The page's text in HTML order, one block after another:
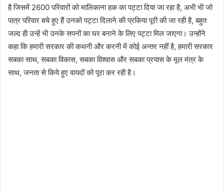
है जिसमें 2600 परिवारों को मालिकाना हक का पट्टा दिया जा रहा है, अभी भी जो
पात्र परिवार बचे हुए हैं उनको पट्टा दिलाने की प्रकिया पूरी की जा रही है, बहुत
जल्द ही उन्हें भी उनके सपनों का घर बनाने के लिए पट्टा मिल जाएगा। उन्होंने
कहा कि हमारी सरकार की कथनी और करनी में कोई अन्तर नहीं है, हमारी सरकार
सबका साथ, सबका विकास, सबका विश्वास और सबका प्रयास के मूल मंत्र के
साथ, जनता से किये हुए वायदों को पूरा कर रही है।